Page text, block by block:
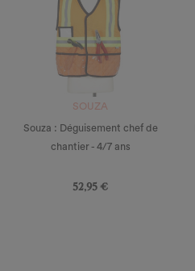
SOUZA
Souza : Déguisement chef de
chantier - 4/7 ans
52,95 €